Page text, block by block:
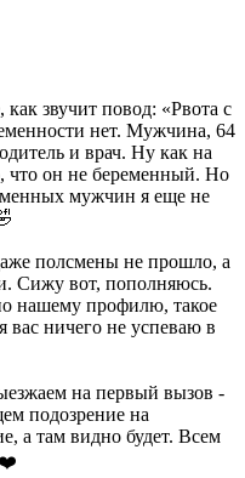
звучит повод: «Рвота с
нет. Мужчина, 64
и врач. Ну как на
что он не беременный. Но
мужчин я еще не
полсмены не прошло, а
Сижу вот, пополняюсь.
нашему профилю, такое
вас ничего не успеваю в
на первый вызов -
подозрение на
а там видно будет. Всем
❤️